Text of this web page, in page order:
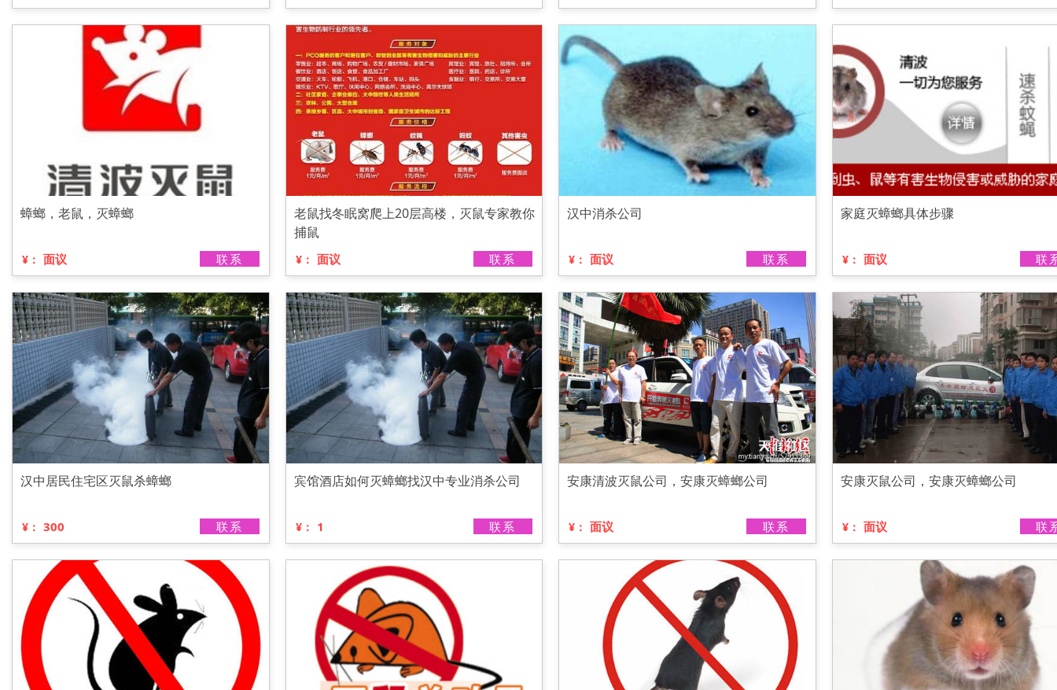
蟑螂，老鼠，灭蟑螂
¥： 面议 联系
老鼠找冬眠窝爬上20层高楼，灭鼠专家教你
捕鼠
¥： 面议 联系
汉中消杀公司
¥： 面议 联系
家庭灭蟑螂具体步骤
¥： 面议 联
汉中居民住宅区灭鼠杀蟑螂
¥： 300 联系
宾馆酒店如何灭蟑螂找汉中专业消杀公司
¥： 1 联系
安康清波灭鼠公司，安康灭蟑螂公司
¥： 面议 联系
安康灭鼠公司，安康灭蟑螂公司
¥： 面议 联